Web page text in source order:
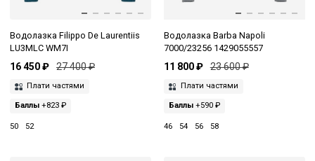
Водолазка Filippo De Laurentiis
LU3MLC WM7I
16 450 ₽ 27 400 ₽
Плати частями
Баллы +823 ₽
50 52
Водолазка Barba Napoli
7000/23256 1429055557
11 800 ₽ 23 600 ₽
Плати частями
Баллы+590 ₽
46 54 56 58